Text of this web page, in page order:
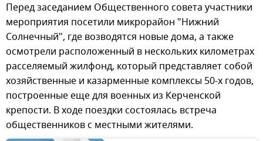
Перед заседанием Общественного совета участники
мероприятия посетили микрорайон "Нижний
Солнечный", где возводятся новые дома, а также
осмотрели расположенный в нескольких километрах
расселяемый жилфонд, который представляет собой
хозяйственные и казарменные комплексы 50-х годов,
построенные еще для военных из Керченской
крепости. В ходе поездки состоялась встреча
общественников с местными жителями.